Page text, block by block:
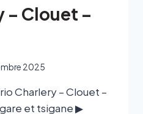
– Clouet –
2025
Charlery – Clouet –
et tsigane ▶